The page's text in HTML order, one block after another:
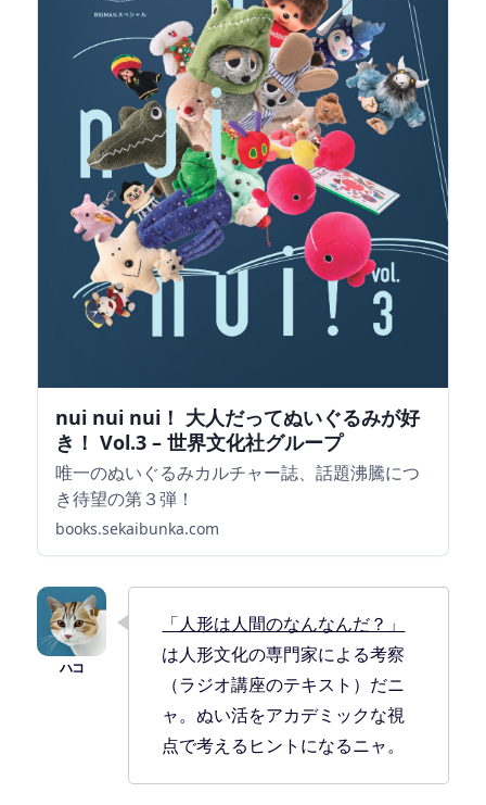
nui nui nui！ 大人だってぬいぐるみが好
き！ Vol.3 – 世界文化社グループ
唯一のぬいぐるみカルチャー誌、話題沸騰につ
き待望の第３弾！
books.sekaibunka.com
「人形は人間のなんなんだ？」
は人形文化の専門家による考察
（ラジオ講座のテキスト）だニ
ャ。ぬい活をアカデミックな視
点で考えるヒントになるニャ。